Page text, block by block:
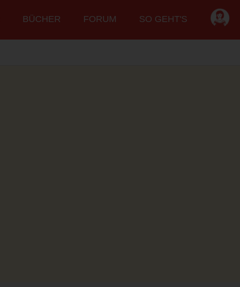
BÜCHER FORUM SO GEHT'S